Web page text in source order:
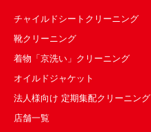
チャイルドシートクリーニング
靴クリーニング
着物「京洗い」クリーニング
オイルドジャケット
法人様向け 定期集配クリーニング
店舗一覧